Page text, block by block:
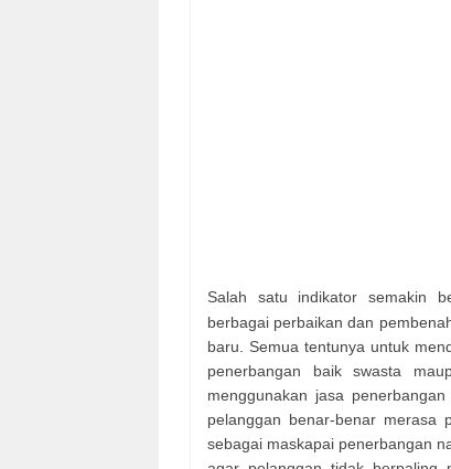
Salah satu indikator semakin
berbagai perbaikan dan
baru. Semua tentunya untuk
penerbangan baik swasta
menggunakan jasa
pelanggan benar-benar merasa
sebagai maskapai penerbangan